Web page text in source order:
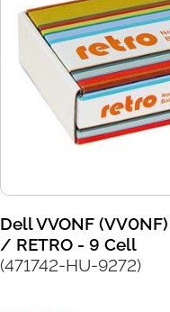
Dell VVONF
/ RETRO - 9 Cell
(471742-HU-9272)